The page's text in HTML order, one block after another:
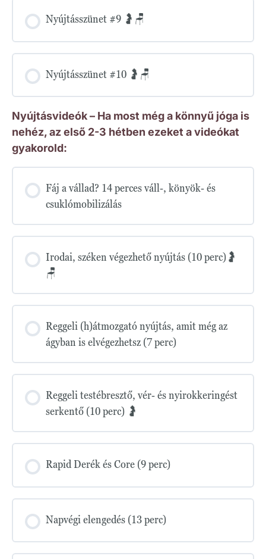
Nyújtásszünet #9 🤰🪑
Nyújtásszünet #10 🤰🪑
Nyújtásvideók – Ha most még a könnyű jóga is
nehéz, az első 2-3 hétben ezeket a videókat
gyakorold:
Fáj a vállad? 14 perces váll-, könyök- és
csuklómobilizálás
Irodai, széken végezhető nyújtás (10 perc)🤰
🪑
Reggeli (h)átmozgató nyújtás, amit még az
ágyban is elvégezhetsz (7 perc)
Reggeli testébresztő, vér- és nyirokkeringést
serkentő (10 perc) 🤰
Rapid Derék és Core (9 perc)
Napvégi elengedés (13 perc)